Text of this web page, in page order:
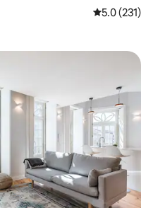
औसत रेटिंग 5 में
5.0 (231)